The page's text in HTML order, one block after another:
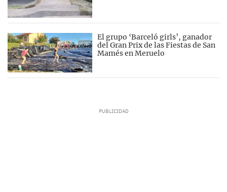
El grupo ‘Barceló girls’, ganador
del Gran Prix de las Fiestas de San
Mamés en Meruelo